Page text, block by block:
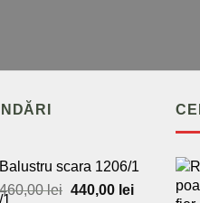
Balustru scara 1206/1
460,00lei Prețul
440,00 leiPrețul